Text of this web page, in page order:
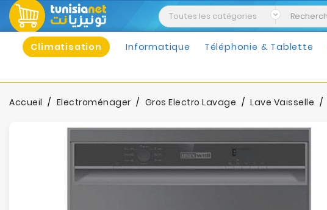
Climatisation Informatique Téléphonie & Tablette
Accueil Electroménager Gros Electro Lavage Lave Vaisselle